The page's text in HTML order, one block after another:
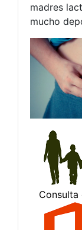
madres
mucho